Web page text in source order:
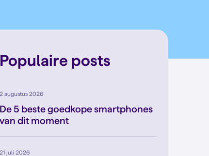
Populaire posts
2 augustus 2026
De 5 beste goedkope smartphones
van dit moment
21 juli 2026